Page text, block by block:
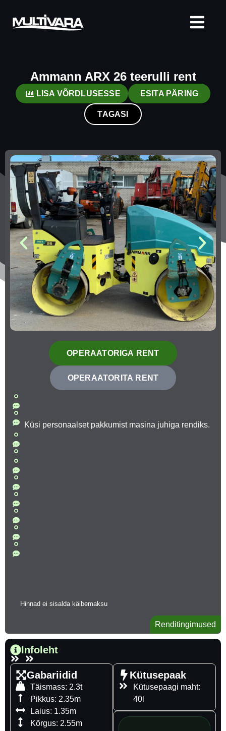
Ammann ARX 26 teerulli rent
LISA VÕRDLUSESSE ESITA PÄRING
TAGASI
Renditingimused
OPERAATORIGA RENT
OPERAATORITA RENT
Küsi personaalset pakkumist masina juhiga rendiks.
Hinnad ei sisalda käibemaksu
Infoleht
Gabariidid
Täismass: 2.3t
Pikkus: 2.35m
Laius: 1.35m
Kõrgus: 2.55m
Kütusepaak
Kütusepaagi maht:
40l